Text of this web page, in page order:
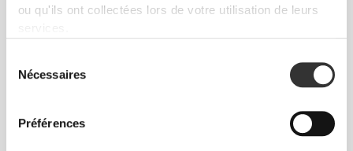
ou qu'ils ont collectées lors de votre utilisation de leurs
Nécessaires
Préférences